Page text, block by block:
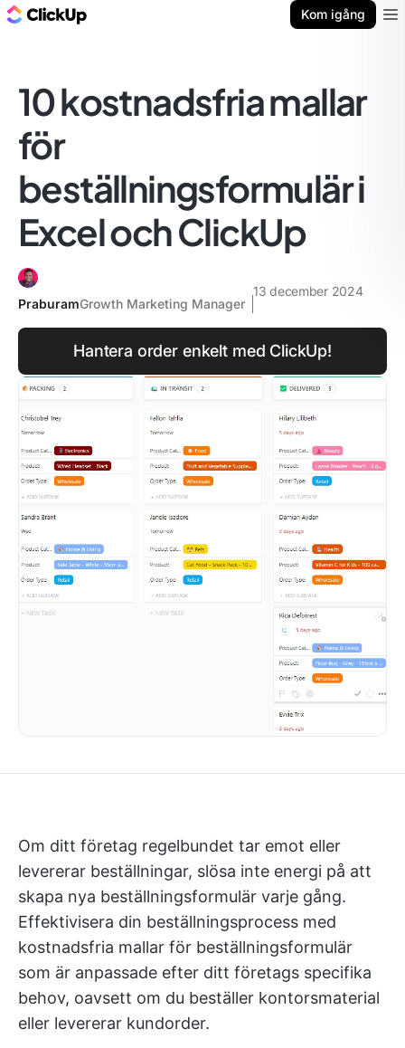
Kom igång
10 kostnadsfria mallar
för
beställningsformulär i
Excel och ClickUp
PraburamGrowth Marketing Manager
13 december 2024
Hantera order enkelt med ClickUp!
Om ditt företag regelbundet tar emot eller
levererar beställningar, slösa inte energi på att
skapa nya beställningsformulär varje gång.
Effektivisera din beställningsprocess med
kostnadsfria mallar för beställningsformulär
som är anpassade efter ditt företags specifika
behov, oavsett om du beställer kontorsmaterial
eller levererar kundorder.